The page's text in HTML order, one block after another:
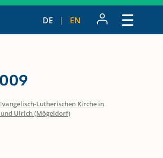
DE EN
Lutherischen Kirche in
Ulrich (Mögeldorf)